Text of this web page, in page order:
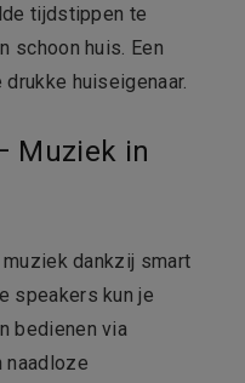
tijdstippen te
schoon huis. Een
huiseigenaar.
Muziek in
dankzij smart
speakers kun je
bedienen via
naadloze